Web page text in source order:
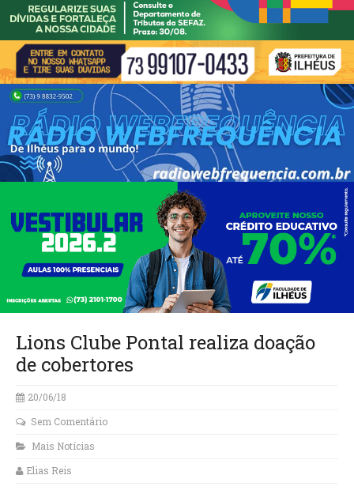
Lions Clube Pontal realiza doação
de cobertores
20/06/18
Sem Comentário
Mais Notícias
Elias Reis